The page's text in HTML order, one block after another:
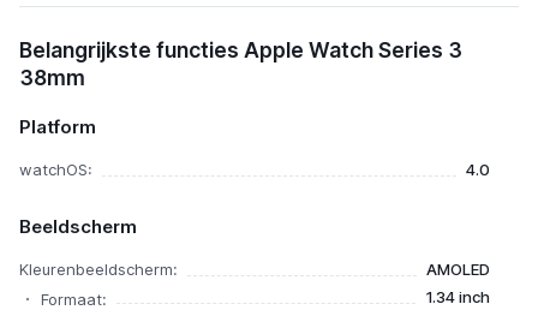
Apple Watch Series 3 38mm
Belangrijkste functies Apple Watch Series 3
38mm
Platform
watchOS: 4.0
Beeldscherm
Kleurenbeeldscherm:
AMOLED
Formaat:
1.34 inch